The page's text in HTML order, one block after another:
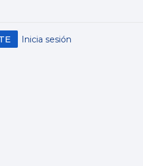
Inicia sesión